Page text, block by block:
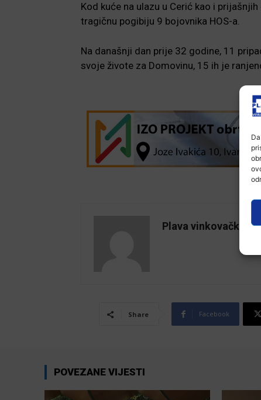
Kod kuće na ulazu u Cerić kao i
tragičnu pogibiju 9 bojovnika HOS-a.
Na današnji dan prije 32 godine, 11
svoje živote za Domovinu, 15 ih je
Plava vinkovačka
Share Facebook
POVEZANE VIJESTI